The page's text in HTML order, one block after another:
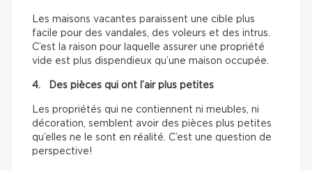
Les maisons vacantes paraissent une cible plus
facile pour des vandales, des voleurs et des intrus.
C’est la raison pour laquelle assurer une propriété
vide est plus dispendieux qu’une maison occupée.
4. Des pièces qui ont l’air plus petites
Les propriétés qui ne contiennent ni meubles, ni
décoration, semblent avoir des pièces plus petites
qu’elles ne le sont en réalité. C’est une question de
perspective!